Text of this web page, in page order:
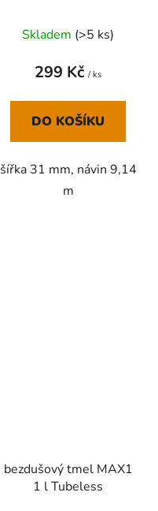
Skladem (>5 ks)
299 Kč / ks
DO KOŠÍKU
šířka 31 mm, návin 9,14
m
bezdušový tmel MAX1
1 l Tubeless